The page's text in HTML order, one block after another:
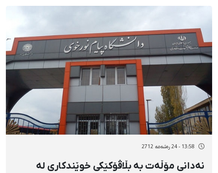
13:58 - 24 رەشەمه 2712
نەدانی مۆڵەت بە بڵاڤۆکێکی خوێندکاری لە